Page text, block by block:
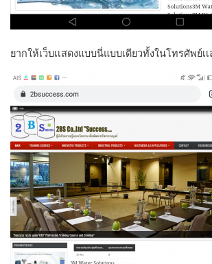
ยากให้เว็บเเสดงแบบนี่แบบเดียวทั้งในโทรศัพย์เ